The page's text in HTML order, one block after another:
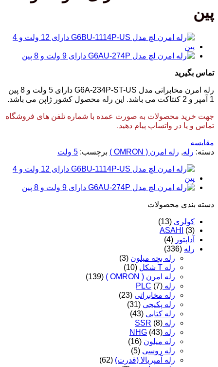
پین
تماس بگیرید
رله امرن مخابراتی مدل G6A-234P-ST-US دارای 5 ولت و 8 پین
1 آمپر و 2 کنتاکت می باشد. این رله محصول کشور ژاپن می باشد.
جهت خرید محصولات به صورت عمده با شماره تلفن های فروشگاه
تماس و یا در واتساپ پیام دهید.
مقایسه
دسته: رله, رله امرن ( OMRON ) برچسب: 5 ولت
دسته‌ بندی محصولات
کولری (13)
ASAHI
(3)
آداپتور (4)
رله (336)
رله بچه میلون (3)
رله T شکل
(10)
رله امرن ( OMRON )
(139)
رله PLC (7)
رله مخابراتی (23)
رله پکیجی (31)
رله کتابی (43)
رله SSR (8)
رله NHG (43)
رله میلون (16)
رله روسی (5)
رله آمپربالا (قدرت) (62)